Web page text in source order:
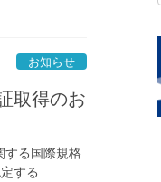
お知らせ
取得のお
する国際規格
する